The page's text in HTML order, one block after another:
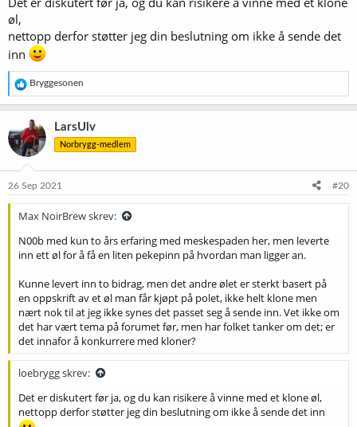
øl,
nettopp derfor støtter jeg din beslutning om ikke å sende det
inn
R
e
a
k
s
j
o
e
Bryggesonen
LarsUlv
Norbrygg-medlem
26 Sep 2021 #20
Max NoirBrew skrev:
N00b med kun to års erfaring med meskespaden her, men leverte
inn ett øl for å få en liten pekepinn på hvordan man ligger an.
Kunne levert inn to bidrag, men det andre ølet er sterkt basert på
en oppskrift av et øl man får kjøpt på polet, ikke helt klone men
nært nok til at jeg ikke synes det passet seg å sende inn. Vet ikke om
det har vært tema på forumet før, men har folket tanker om det; er
det innafor å konkurrere med kloner?
loebrygg skrev:
Det er diskutert før ja, og du kan risikere å vinne med et klone øl,
nettopp derfor støtter jeg din beslutning om ikke å sende det inn